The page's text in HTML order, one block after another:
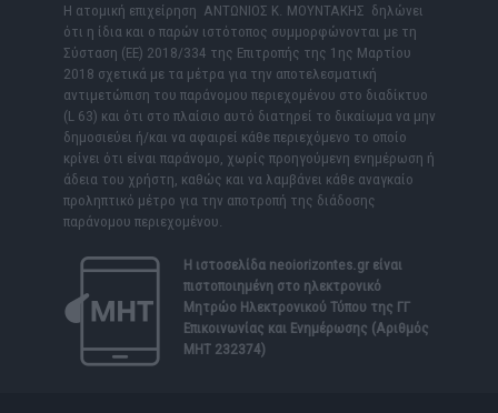
Η ατομική επιχείρηση ΑΝΤΩΝΙΟΣ Κ. ΜΟΥΝΤΑΚΗΣ δηλώνει
ότι η ίδια και ο παρών ιστότοπος συμμορφώνονται με τη
Σύσταση (ΕΕ) 2018/334 της Επιτροπής της 1ης Μαρτίου
2018 σχετικά με τα μέτρα για την αποτελεσματική
αντιμετώπιση του παράνομου περιεχομένου στο διαδίκτυο
(L 63) και ότι στο πλαίσιο αυτό διατηρεί το δικαίωμα να μην
δημοσιεύει ή/και να αφαιρεί κάθε περιεχόμενο το οποίο
κρίνει ότι είναι παράνομο, χωρίς προηγούμενη ενημέρωση ή
άδεια του χρήστη, καθώς και να λαμβάνει κάθε αναγκαίο
προληπτικό μέτρο για την αποτροπή της διάδοσης
παράνομου περιεχομένου.
Η ιστοσελίδα neoiorizontes.grείναι
πιστοποιημένη στο ηλεκτρονικό
Μητρώο Ηλεκτρονικού Τύπου της ΓΓ
Επικοινωνίας και Ενημέρωσης (Αριθμός
ΜΗΤ 232374)